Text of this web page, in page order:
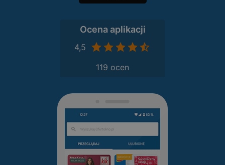
Ocena aplikacji
4,5
119 ocen